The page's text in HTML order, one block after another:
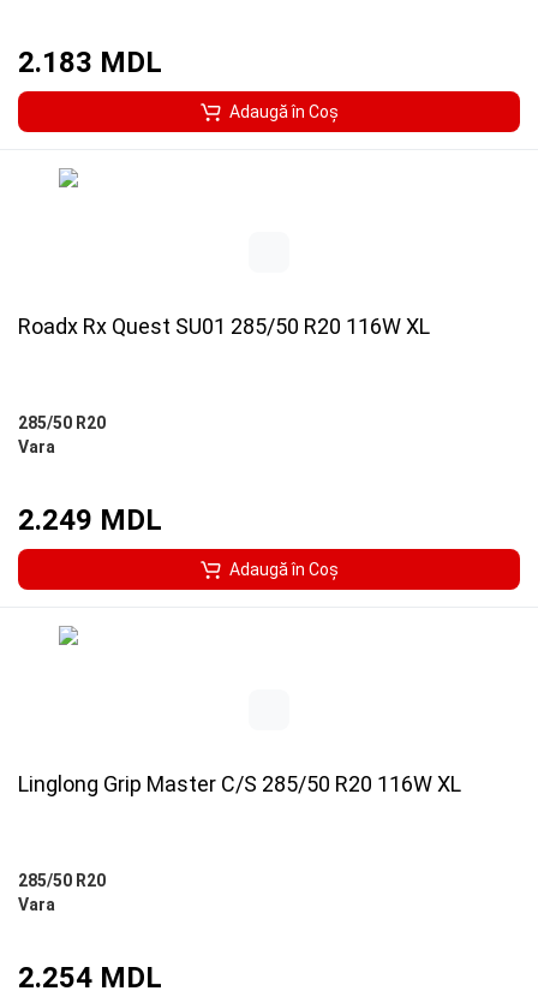
2.183 MDL
Adaugă în Coş
Roadx Rx Quest SU01 285/50 R20 116W XL
285/50 R20
Vara
2.249 MDL
Adaugă în Coş
Linglong Grip Master C/S 285/50 R20 116W XL
285/50 R20
Vara
2.254 MDL